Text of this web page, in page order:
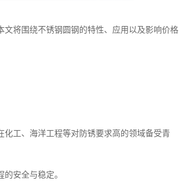
将围绕不锈钢圆钢的特性、应用以及影响价格
工、海洋工程等对防锈要求高的领域备受青
安全与稳定。